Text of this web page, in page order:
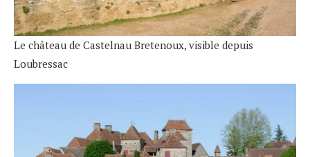
Le château de Castelnau Bretenoux, visible depuis
Loubressac